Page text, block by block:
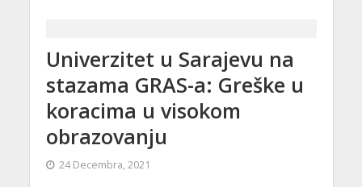
Univerzitet u Sarajevu na
stazama GRAS-a: Greške u
koracima u visokom
obrazovanju
24 Decembra, 2021